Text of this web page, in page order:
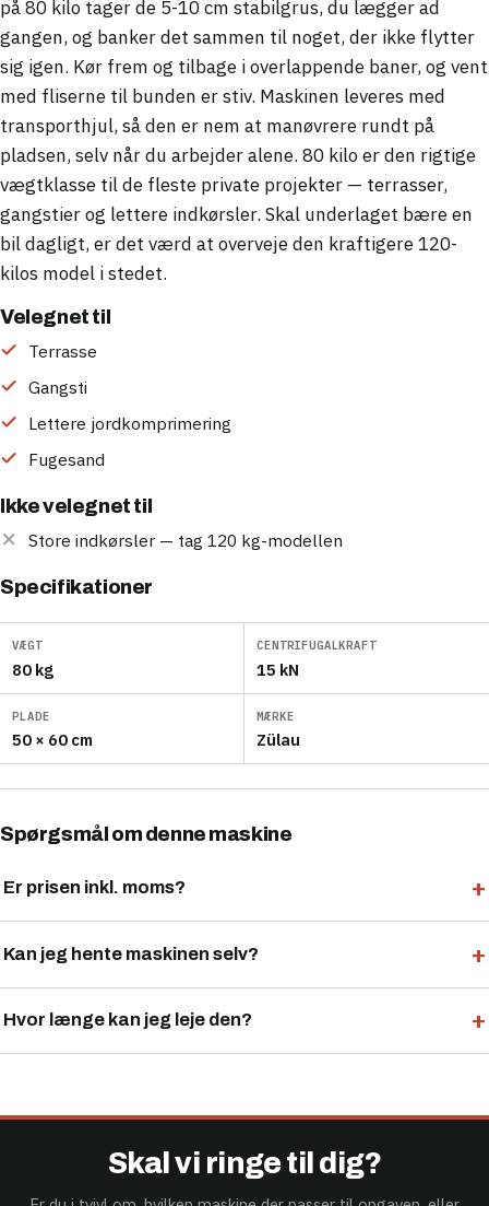
på 80 kilo tager de 5-10 cm stabilgrus, du lægger ad
gangen, og banker det sammen til noget, der ikke flytter
sig igen. Kør frem og tilbage i overlappende baner, og vent
med fliserne til bunden er stiv. Maskinen leveres med
transporthjul, så den er nem at manøvrere rundt på
pladsen, selv når du arbejder alene. 80 kilo er den rigtige
vægtklasse til de fleste private projekter — terrasser,
gangstier og lettere indkørsler. Skal underlaget bære en
bil dagligt, er det værd at overveje den kraftigere 120-
kilos model i stedet.
Velegnet til
Terrasse
Gangsti
Lettere jordkomprimering
Fugesand
Ikke velegnet til
Store indkørsler — tag 120 kg-modellen
Specifikationer
VÆGT
80 kg
CENTRIFUGALKRAFT
15 kN
PLADE
50 × 60 cm
MÆRKE
Zülau
Spørgsmål om denne maskine
Er prisen inkl. moms?
Kan jeg hente maskinen selv?
Hvor længe kan jeg leje den?
Skal vi ringe til dig?